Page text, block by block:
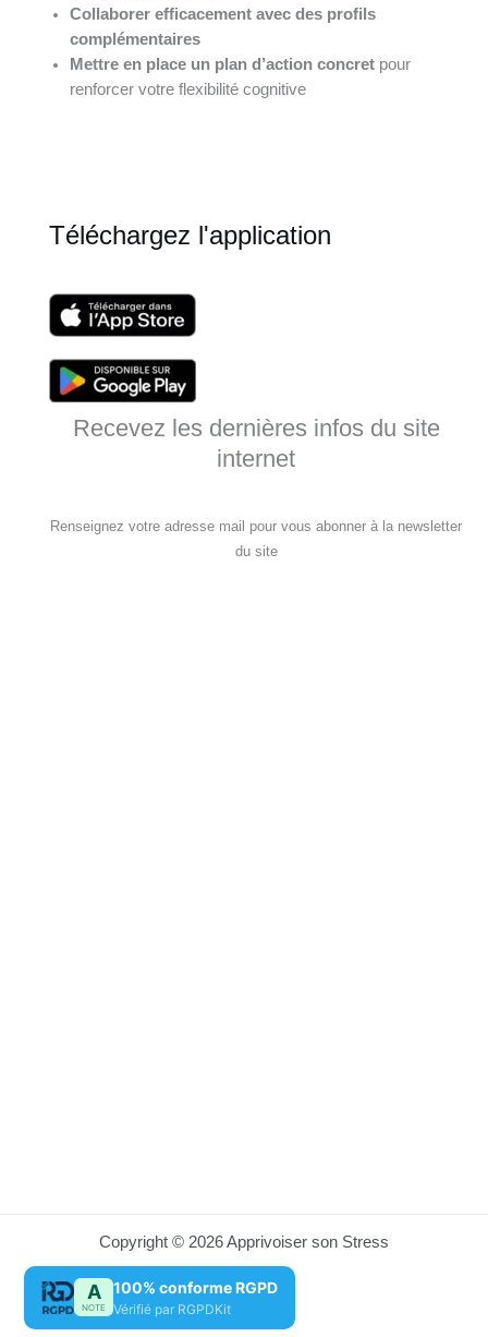
Collaborer efficacement avec des profils
complémentaires
Mettre en place un plan d’action concretpour
renforcer votre flexibilité cognitive
Téléchargez l'application
Recevez les dernières infos du site
internet
Renseignez votre adresse mail pour vous abonner à la newsletter
du site
Copyright © 2026 Apprivoiser son Stress
A
NOTE
100% conforme RGPD
Vérifié par RGPDKit